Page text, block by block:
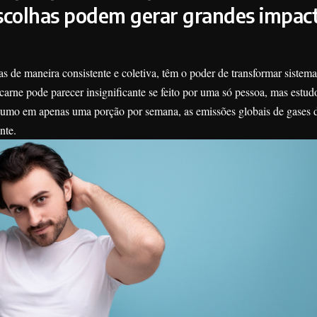
podem gerar grandes
de maneira consistente e coletiva, têm o poder de transformar
pode parecer insignificante se feito por uma só pessoa, mas
em apenas uma porção por semana, as emissões globais de gases